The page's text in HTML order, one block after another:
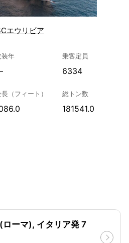
エウリビア
装年 乗客定員
6334
（フィート） 総トン数
181541.0
ーマ), イタリア発 7